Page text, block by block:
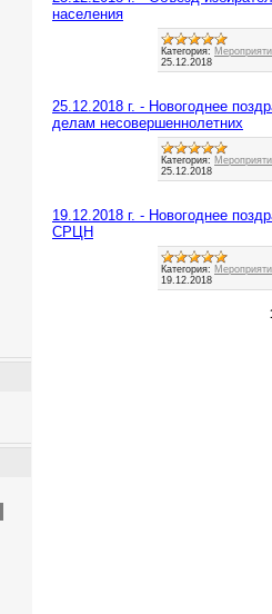
населения
Категория:
25.12.2018
25.12.2018 г. - Новогоднее
делам несовершеннолетних
Категория:
25.12.2018
19.12.2018 г. - Новогоднее
СРЦН
Категория:
19.12.2018